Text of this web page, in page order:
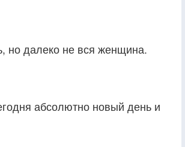
но далеко не вся женщина.
абсолютно новый день и